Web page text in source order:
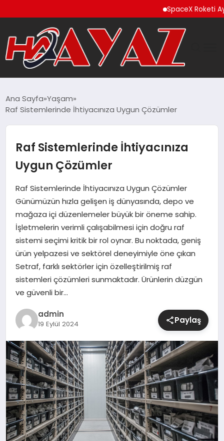
SpaceX Roketi Ay’a
EĞITIM
EKONOMI
SAĞLIK
TEKNOLOJI
YAŞAM
Ana Sayfa Yaşam
Raf Sistemlerinde İhtiyacınıza Uygun Çözümler
Raf Sistemlerinde İhtiyacınıza
Uygun Çözümler
Raf Sistemlerinde İhtiyacınıza Uygun Çözümler
Günümüzün hızla gelişen iş dünyasında, depo ve
mağaza içi düzenlemeler büyük bir öneme sahip.
İşletmelerin verimli çalışabilmesi için doğru raf
sistemi seçimi kritik bir rol oynar. Bu noktada, geniş
ürün yelpazesi ve sektörel deneyimiyle öne çıkan
Setraf, farklı sektörler için özelleştirilmiş raf
sistemleri çözümleri sunmaktadır. Ürünlerin düzgün
ve güvenli bir…
admin
19 Eylül 2024 Paylaş